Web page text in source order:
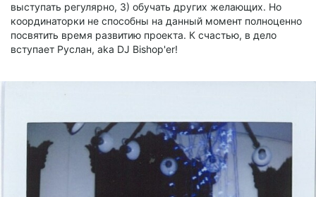
выступать регулярно, 3) обучать других желающих. Но
координаторки не способны на данный момент полноценно
посвятить время развитию проекта. К счастью, в дело
вступает Руслан, aka DJ Bishop'er!